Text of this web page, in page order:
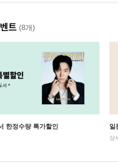
트 (8개)
한정수량 특가할인 일
상